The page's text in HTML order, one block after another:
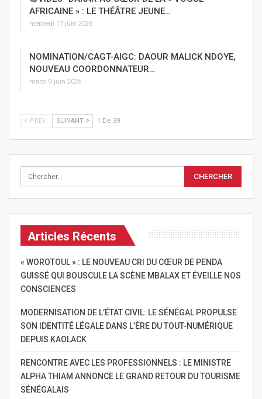
AFRICAINE » : LE THÉÂTRE JEUNE…
mercredi 17 juin 2026
NOMINATION/CAGT-AIGC: DAOUR MALICK NDOYE,
NOUVEAU COORDONNATEUR…
mardi 9 juin 2026
PREV SUIVANT 1 De 39
Articles Récents
« WOROTOUL » : LE NOUVEAU CRI DU CŒUR DE PENDA
GUISSÉ QUI BOUSCULE LA SCÈNE MBALAX ET ÉVEILLE NOS
CONSCIENCES
MODERNISATION DE L’ÉTAT CIVIL: LE SÉNÉGAL PROPULSE
SON IDENTITÉ LÉGALE DANS L’ÈRE DU TOUT-NUMÉRIQUE
DEPUIS KAOLACK
RENCONTRE AVEC LES PROFESSIONNELS : LE MINISTRE
ALPHA THIAM ANNONCE LE GRAND RETOUR DU TOURISME
SÉNÉGALAIS